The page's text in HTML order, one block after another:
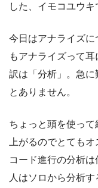
した、イモコユウキ
今日はアナライズ
もアナライズって
訳は「分析」。急に
とありません。
ちょっと頭を使っ
上がるのでとてもオ
コード進行の分析
人はソロから分析す